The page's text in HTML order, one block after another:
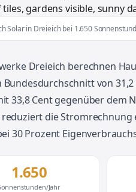
Solar in Dreieich bei 1.650
Dreieich berechnen
Bundesdurchschnitt von
33,8 Cent gegenüber dem
die Stromrechnung
30 Prozent
1.650
Jahr